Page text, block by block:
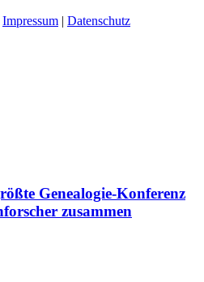
Impressum | Datenschutz
Genealogie-Konferenz
zusammen